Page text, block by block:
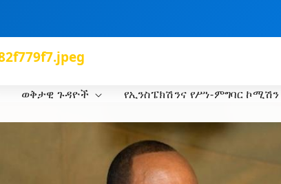
ወቅታዊ ጉዳዮች የኢንስፔክሽንና የሥነ-ምግባር ኮሚሽን